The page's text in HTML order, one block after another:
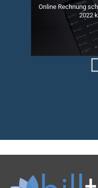
Online Rechnung
2022